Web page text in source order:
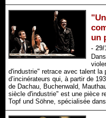
un
- 29/
d'industrie" retrace avec talent la
d’incinérateurs qui, à partir de
de Dachau, Buchenwald,
siècle d'industrie" est une pièce
Topf und Söhne, spécialisée